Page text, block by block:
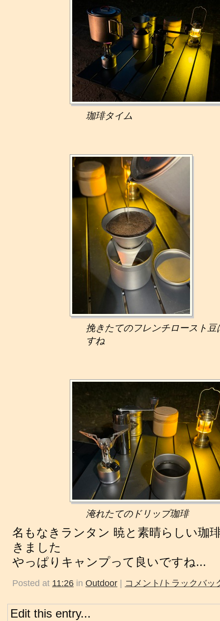
珈琲タイム
挽きたてのフレンチロースト
すね
淹れたてのドリップ珈琲
名もなきランタン 暁と素晴らしい珈
きました
やっぱりキャンプって良いですね...
Posted at 11:26 in Outdoor | コメント/トラックバッ
Edit this entry...